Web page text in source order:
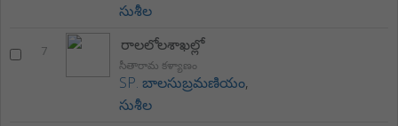
సుశీల
7 రాలలోలశాఖల్లో
సీతారామ కళ్యాణం
SP. బాలసుబ్రమణియం,
సుశీల